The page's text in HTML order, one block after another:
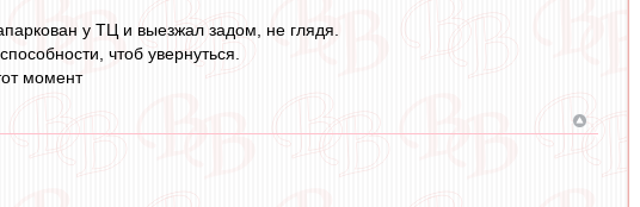
у ТЦ и выезжал задом, не глядя.
чтоб увернуться.
момент